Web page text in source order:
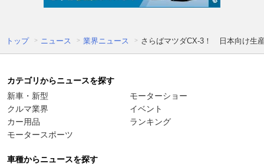
トップ ニュース 業界ニュース さらばマツダCX-3！ 日本向け生
カテゴリからニュースを探す
新車・新型
クルマ業界
カー用品
モータースポーツ
モーターショー
イベント
ランキング
車種からニュースを探す